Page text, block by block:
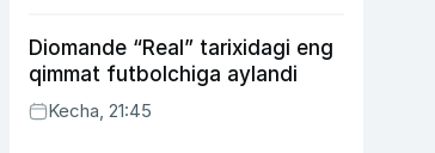
Diomande “Real” tarixidagi eng
qimmat futbolchiga aylandi
Kecha, 21:45